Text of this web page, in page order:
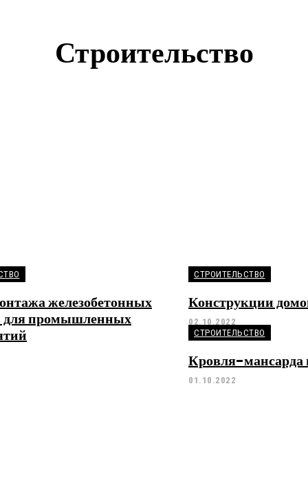
Строительство
железобетонных
для промышленных
СТРОИТЕЛЬСТВО
Конструкции
02.10.2022
СТРОИТЕЛЬСТВО
Кровля-мансарда
01.10.2022